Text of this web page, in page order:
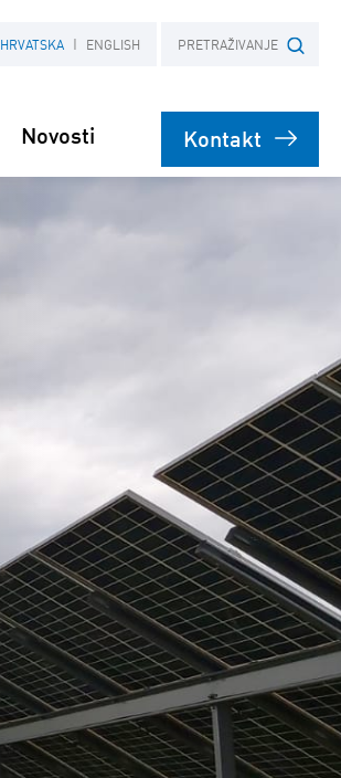
Francuska
HRVATSKA ENGLISH PRETRAŽIVANJE
Novosti Kontakt